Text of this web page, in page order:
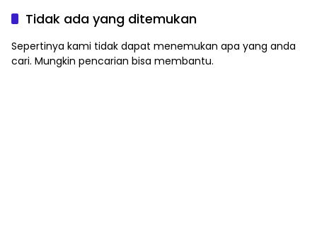
Tidak ada yang ditemukan
Sepertinya kami tidak dapat menemukan apa yang anda
cari. Mungkin pencarian bisa membantu.